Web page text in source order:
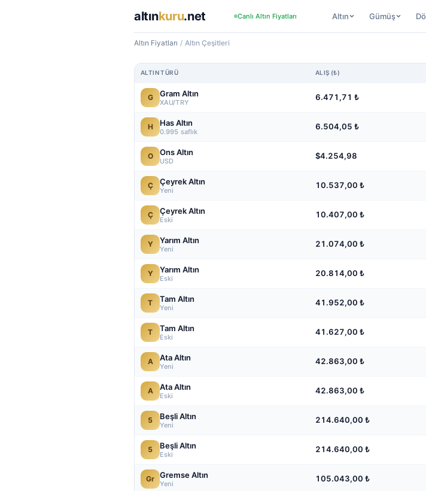
altınkuru.net Canlı Altın Fiyatları Altın Gümüş
Altın Fiyatları / Altın Çeşitleri
ALTIN TÜRÜ ALIŞ (₺)
G Gram Altın
XAU/TRY
6.471,71 ₺
H Has Altın
0.995 saflık
6.504,05 ₺
O Ons Altın
USD
$4.254,98
Ç Çeyrek Altın
Yeni
10.537,00 ₺
Ç Çeyrek Altın
Eski
10.407,00 ₺
Y Yarım Altın
Yeni
21.074,00 ₺
Y Yarım Altın
Eski
20.814,00 ₺
T Tam Altın
Yeni
41.952,00 ₺
T Tam Altın
Eski
41.627,00 ₺
A Ata Altın
Yeni
42.863,00 ₺
A Ata Altın
Eski
42.863,00 ₺
5 Beşli Altın
Yeni
214.640,00 ₺
5 Beşli Altın
Eski
214.640,00 ₺
Gr Gremse Altın
Yeni
105.043,00 ₺